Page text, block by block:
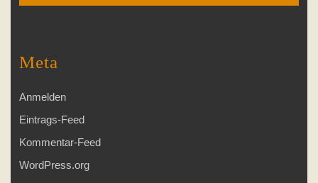
Meta
Anmelden
Eintrags-Feed
Kommentar-Feed
WordPress.org